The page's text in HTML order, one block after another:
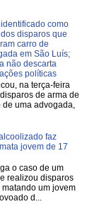
identificado como
disparos que
carro de
em São Luís;
não descarta
políticas
na terça-feira
de arma de
de uma advogada,
faz
jovem de 17
o caso de um
realizou disparos
um jovem
d...